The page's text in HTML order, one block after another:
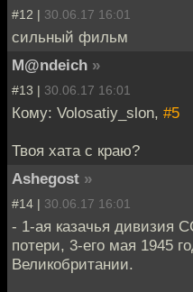
#12 | 30.06.17 16:01
сильный фильм
M@ndeich »
#13 | 30.06.17 16:01
Кому: Volosatiy_slon, #5
Твоя хата с краю?
Ashegost »
#14 | 30.06.17 16:01
- 1-ая казачья дивизия
потери, 3-его мая 1945
Великобритании.